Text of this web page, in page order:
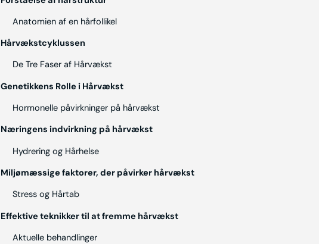
Anatomien af en hårfollikel
Hårvækstcyklussen
De Tre Faser af Hårvækst
Genetikkens Rolle i Hårvækst
Hormonelle påvirkninger på hårvækst
Næringens indvirkning på hårvækst
Hydrering og Hårhelse
Miljømæssige faktorer, der påvirker hårvækst
Stress og Hårtab
Effektive teknikker til at fremme hårvækst
Aktuelle behandlinger